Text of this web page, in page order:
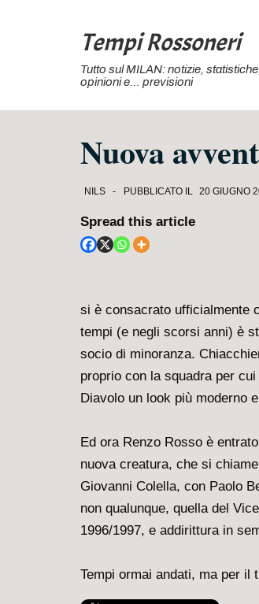
Tempi Rossoneri
Tutto sul MILAN: notizie,
opinioni e… previsioni
Nuova
NILS PUBBLICATO IL 20 GIUGNO
Spread this article
si è consacrato ufficialmente
tempi (e negli scorsi anni) è
socio di minoranza.
proprio con la squadra per
Diavolo un look più moderno
Ed ora Renzo Rosso è
nuova creatura, che si
Giovanni Colella, con Paolo
non qualunque, quella del
1996/1997, e addirittura in
Tempi ormai andati, ma per